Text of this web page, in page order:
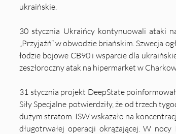
ukraińskie.
30 stycznia Ukraińcy kontynuowali ataki
„Przyjaźń” w obwodzie briańskim. Szwecja
łodzie bojowe CB90 i wsparcie dla
zeszłoroczny atak na hipermarket w
31 stycznia projekt DeepState
Siły Specjalne potwierdziły, że od trzech
dużym stratom. ISW wskazało na
długotrwałej operacji okrążającej. W